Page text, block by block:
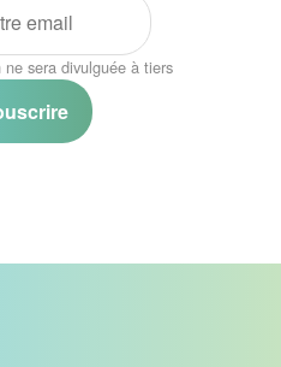
sera divulguée à tiers